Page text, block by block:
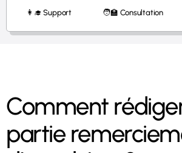
👩‍🎓 Support
🧑‍🏫 Consultation
Comment
partie